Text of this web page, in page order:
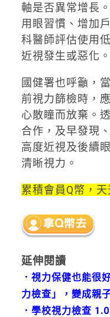
軸是否異常增長
用眼習慣、增加
科醫師評估使用
近視發生或惡化。
國健署也呼籲，
前視力篩檢時，
心散瞳而放棄。
合作，及早發現
高度近視及後續
清晰視力。
累積會員Q幣，天
延伸閱讀
． 視力保健也能很
力檢查」，變成親
． 學校視力檢查